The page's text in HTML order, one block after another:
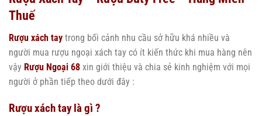
Thuế
Rượu xách tay trong bối cảnh nhu cầu sở hữu khá nhiều và
người mua rượu ngoại xách tay có ít kiến thức khi mua hàng nên
vậy Rượu Ngoại 68 xin giới thiệu và chia sẻ kinh nghiệm với mọi
người ở phần tiếp theo dưới đây :
Rượu xách tay là gì ?